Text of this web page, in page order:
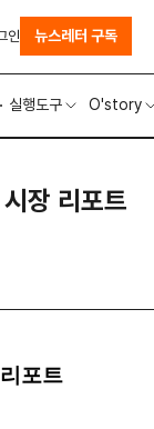
실행도구 O'story
인 뉴스레터 구독
장 리포트
포트